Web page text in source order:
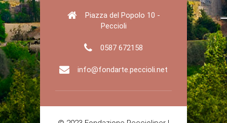
Piazza del Popolo 10 -
Peccioli
0587 672158
info@fondarte.peccioli.net